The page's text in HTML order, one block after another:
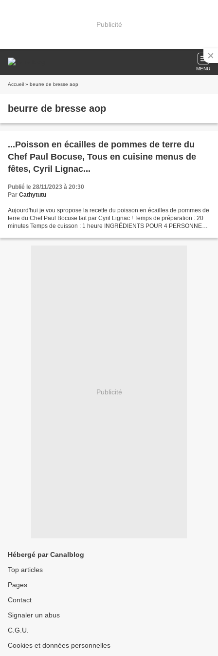
Publicité
MENU
Accueil » beurre de bresse aop
beurre de bresse aop
...Poisson en écailles de pommes de terre du
Chef Paul Bocuse, Tous en cuisine menus de
fêtes, Cyril Lignac...
Publié le 28/11/2023 à 20:30
Par Cathytutu
Aujourd'hui je vou spropose la recette du poisson en écailles de pommes de
terre du Chef Paul Bocuse fait par Cyril Lignac ! Temps de préparation : 20
minutes Temps de cuisson : 1 heure INGRÉDIENTS POUR 4 PERSONNES :
Publicité
Hébergé par Canalblog
Top articles
Pages
Contact
Signaler un abus
C.G.U.
Cookies et données personnelles